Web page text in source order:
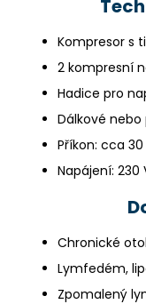
Kompresor s
2 kompresní
Hadice pro
Dálkové
Příkon: cca 30
Napájení: 230
Chronické
Lymfedém,
Zpomalený